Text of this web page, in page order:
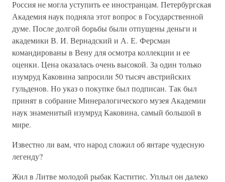
Россия не могла уступить ее иностранцам. Петербургская
Академия наук подняла этот вопрос в Государственной
думе. После долгой борьбы были отпущены деньги и
академики В. И. Вернадский и А. Е. Ферсман
командированы в Вену для осмотра коллекции и ее
оценки. Цена оказалась очень высокой. За один только
изумруд Каковина запросили 50 тысяч австрийских
гульденов. Но указ о покупке был подписан. Так был
принят в собрание Минералогического музея Академии
наук знаменитый изумруд Каковина, самый большой в
мире.
Известно ли вам, что народ сложил об янтаре чудесную
легенду?
Жил в Литве молодой рыбак Каститис. Уплыл он далеко